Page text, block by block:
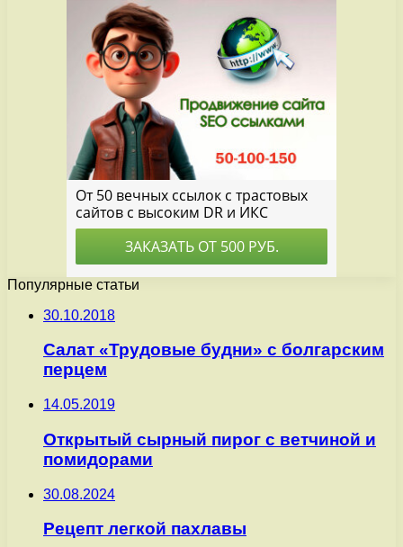
Популярные статьи
30.10.2018
Салат «Трудовые будни» с болгарским
перцем
14.05.2019
Открытый сырный пирог с ветчиной и
помидорами
30.08.2024
Рецепт легкой пахлавы